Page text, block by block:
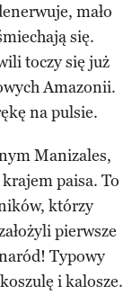
mało
się.
toczy się już
Amazonii.
na pulsie.
Manizales,
paisa. To
którzy
pierwsze
Typowy
i kalosze.